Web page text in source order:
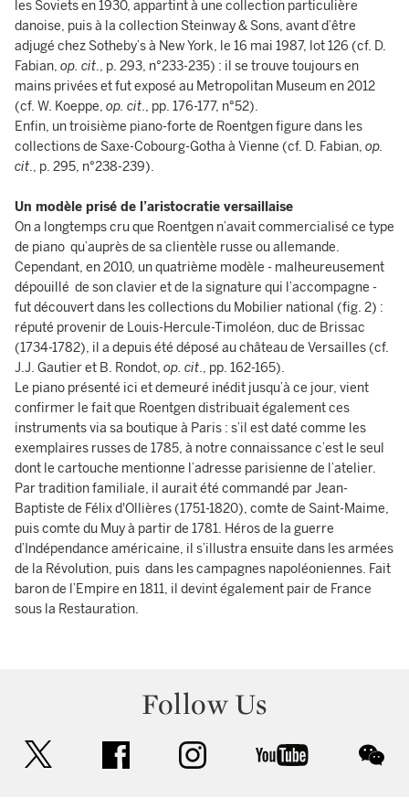
les Soviets en 1930, appartint à une collection particulière
danoise, puis à la collection Steinway & Sons, avant d’être
adjugé chez Sotheby’s à New York, le 16 mai 1987, lot 126 (cf. D.
Fabian, op. cit., p. 293, n°233-235) : il se trouve toujours en
mains privées et fut exposé au Metropolitan Museum en 2012
(cf. W. Koeppe, op. cit., pp. 176-177, n°52).
Enfin, un troisième piano-forte de Roentgen figure dans les
collections de Saxe-Cobourg-Gotha à Vienne (cf. D. Fabian, op.
cit., p. 295, n°238-239).
Un modèle prisé de l’aristocratie versaillaise
On a longtemps cru que Roentgen n’avait commercialisé ce type
de piano qu’auprès de sa clientèle russe ou allemande.
Cependant, en 2010, un quatrième modèle - malheureusement
dépouillé de son clavier et de la signature qui l’accompagne -
fut découvert dans les collections du Mobilier national (fig. 2) :
réputé provenir de Louis-Hercule-Timoléon, duc de Brissac
(1734-1782), il a depuis été déposé au château de Versailles (cf.
J.J. Gautier et B. Rondot, op. cit., pp. 162-165).
Le piano présenté ici et demeuré inédit jusqu’à ce jour, vient
confirmer le fait que Roentgen distribuait également ces
instruments via sa boutique à Paris : s’il est daté comme les
exemplaires russes de 1785, à notre connaissance c’est le seul
dont le cartouche mentionne l’adresse parisienne de l’atelier.
Par tradition familiale, il aurait été commandé par Jean-
Baptiste de Félix d'Ollières (1751-1820), comte de Saint-Maime,
puis comte du Muy à partir de 1781. Héros de la guerre
d’Indépendance américaine, il s’illustra ensuite dans les armées
de la Révolution, puis dans les campagnes napoléoniennes. Fait
baron de l’Empire en 1811, il devint également pair de France
sous la Restauration.
Follow Us
facebook instagram youtube